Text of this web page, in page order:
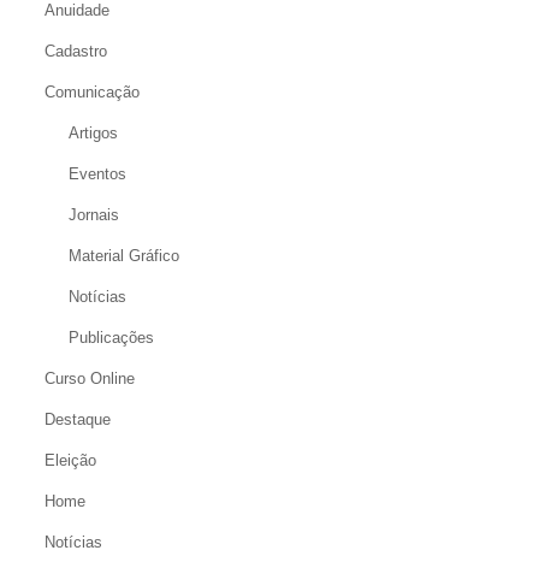
Anuidade
Cadastro
Comunicação
Artigos
Eventos
Jornais
Material Gráfico
Notícias
Publicações
Curso Online
Destaque
Eleição
Home
Notícias